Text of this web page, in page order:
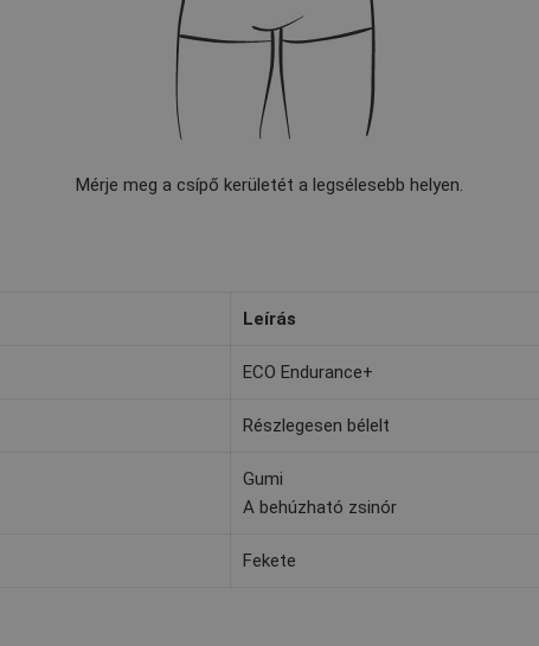
Mérje meg a csípő kerületét a legsélesebb helyen.
Leírás
ECO Endurance+
Részlegesen bélelt
Gumi
A behúzható zsinór
Fekete